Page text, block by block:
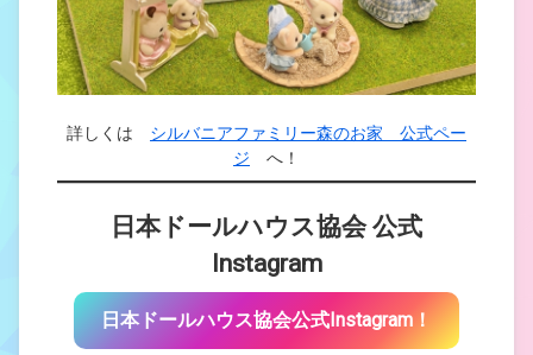
詳しくは シルバニアファミリー森のお家 公式ペー
ジ へ！
日本ドールハウス協会 公式
Instagram
日本ドールハウス協会公式Instagram！